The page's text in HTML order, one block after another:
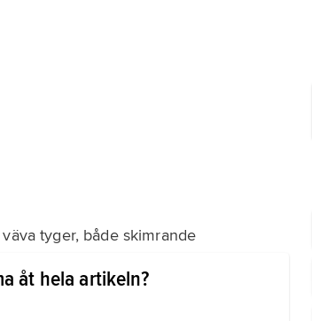
tyger, både skimrande
varit berömt för sin
nutida romanförfattare är
åt hela artikeln?